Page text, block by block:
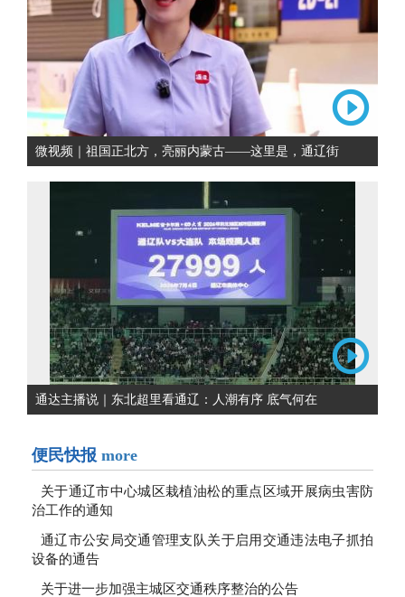
微视频｜祖国正北方，亮丽内蒙古——这里是，通辽街
通达主播说｜东北超里看通辽：人潮有序 底气何在
便民快报 more
关于通辽市中心城区栽植油松的重点区域开展病虫害防
治工作的通知
通辽市公安局交通管理支队关于启用交通违法电子抓拍
设备的通告
关于进一步加强主城区交通秩序整治的公告